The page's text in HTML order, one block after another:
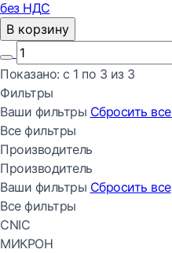
без НДС
В корзину
Показано: с 1 по 3 из 3
Фильтры
Ваши фильтры Сбросить все
Все фильтры
Производитель
Производитель
Ваши фильтры Сбросить все
Все фильтры
CNIC
МИКРОН